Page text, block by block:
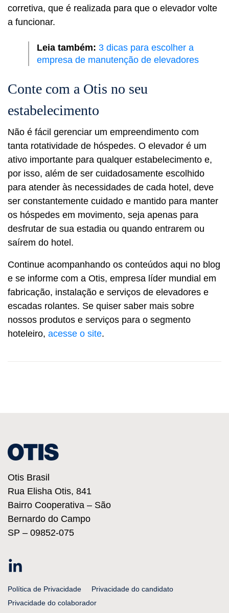
corretiva, que é realizada para que o elevador volte
a funcionar.
Leia também: 3 dicas para escolher a
empresa de manutenção de elevadores
Conte com a Otis no seu
estabelecimento
Não é fácil gerenciar um empreendimento com
tanta rotatividade de hóspedes. O elevador é um
ativo importante para qualquer estabelecimento e,
por isso, além de ser cuidadosamente escolhido
para atender às necessidades de cada hotel, deve
ser constantemente cuidado e mantido para manter
os hóspedes em movimento, seja apenas para
desfrutar de sua estadia ou quando entrarem ou
saírem do hotel.
Continue acompanhando os conteúdos aqui no blog
e se informe com a Otis, empresa líder mundial em
fabricação, instalação e serviços de elevadores e
escadas rolantes. Se quiser saber mais sobre
nossos produtos e serviços para o segmento
hoteleiro, acesse o site.
Otis Brasil
Rua Elisha Otis, 841
Bairro Cooperativa – São
Bernardo do Campo
SP – 09852-075
Política de Privacidade
Privacidade do candidato
Privacidade do colaborador